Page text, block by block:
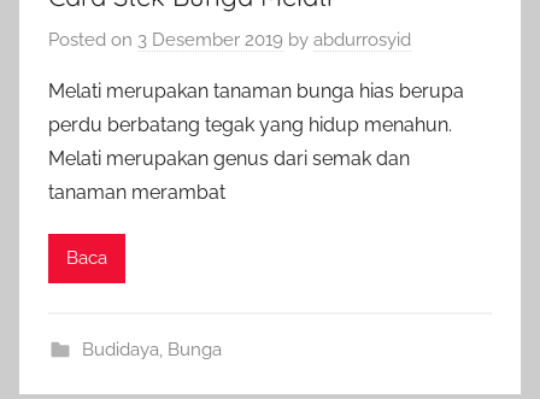
Posted on 3 Desember 2019 by abdurrosyid
Melati merupakan tanaman bunga hias berupa
perdu berbatang tegak yang hidup menahun.
Melati merupakan genus dari semak dan
tanaman merambat
Baca
Budidaya Bunga